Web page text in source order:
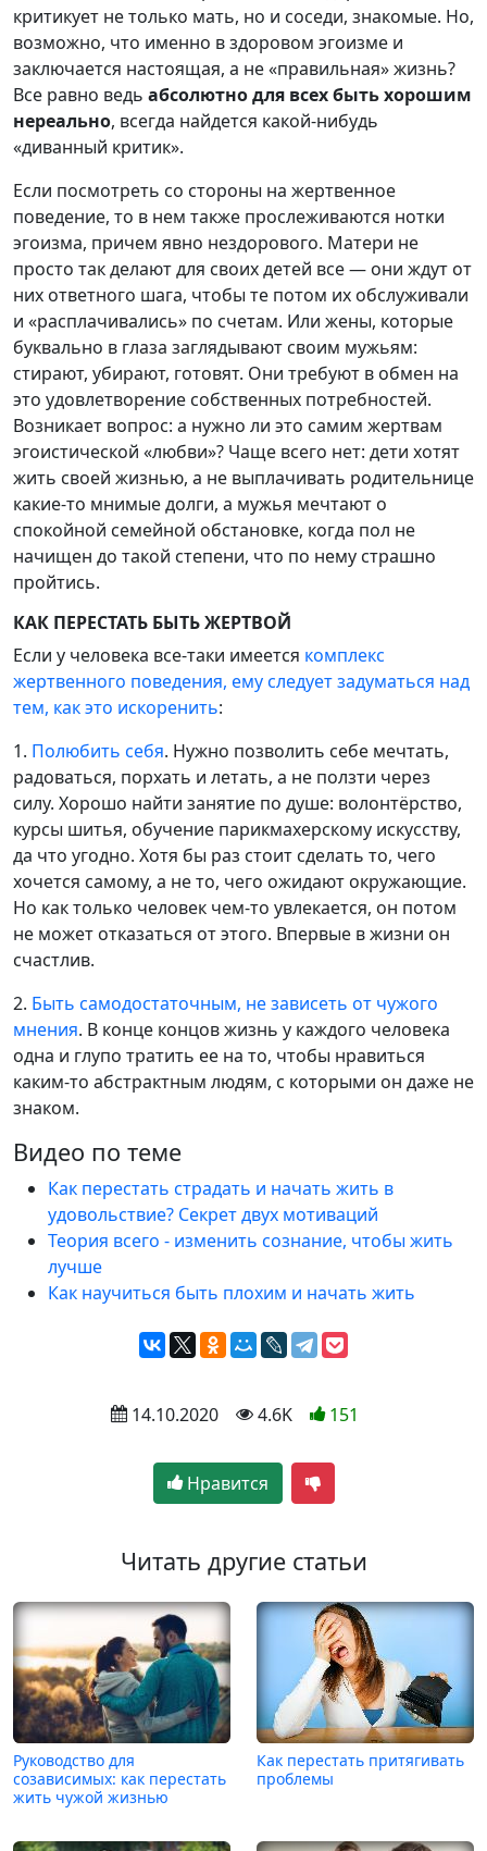
критикует не только мать, но и соседи, знакомые. Но,
возможно, что именно в здоровом эгоизме и
заключается настоящая, а не «правильная» жизнь?
Все равно ведь абсолютно для всех быть хорошим
нереально, всегда найдется какой-нибудь
«диванный критик».
Если посмотреть со стороны на жертвенное
поведение, то в нем также прослеживаются нотки
эгоизма, причем явно нездорового. Матери не
просто так делают для своих детей все — они ждут от
них ответного шага, чтобы те потом их обслуживали
и «расплачивались» по счетам. Или жены, которые
буквально в глаза заглядывают своим мужьям:
стирают, убирают, готовят. Они требуют в обмен на
это удовлетворение собственных потребностей.
Возникает вопрос: а нужно ли это самим жертвам
эгоистической «любви»? Чаще всего нет: дети хотят
жить своей жизнью, а не выплачивать родительнице
какие-то мнимые долги, а мужья мечтают о
спокойной семейной обстановке, когда пол не
начищен до такой степени, что по нему страшно
пройтись.
КАК ПЕРЕСТАТЬ БЫТЬ ЖЕРТВОЙ
Если у человека все-таки имеется комплекс
жертвенного поведения, ему следует задуматься над
тем, как это искоренить:
1. Полюбить себя. Нужно позволить себе мечтать,
радоваться, порхать и летать, а не ползти через
силу. Хорошо найти занятие по душе: волонтёрство,
курсы шитья, обучение парикмахерскому искусству,
да что угодно. Хотя бы раз стоит сделать то, чего
хочется самому, а не то, чего ожидают окружающие.
Но как только человек чем-то увлекается, он потом
не может отказаться от этого. Впервые в жизни он
счастлив.
2. Быть самодостаточным, не зависеть от чужого
мнения. В конце концов жизнь у каждого человека
одна и глупо тратить ее на то, чтобы нравиться
каким-то абстрактным людям, с которыми он даже не
знаком.
Видео по теме
Как перестать страдать и начать жить в
удовольствие? Секрет двух мотиваций
Теория всего - изменить сознание, чтобы жить
лучше
Как научиться быть плохим и начать жить
14.10.2020 4.6K 151
Нравится
Читать другие статьи
Руководство для
созависимых: как перестать
жить чужой жизнью
Как перестать притягивать
проблемы